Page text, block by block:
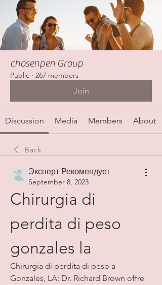
chosenpen Group
Public · 267 members
Join
Discussion Media Members About
Back
Эксперт Рекомендует
September 8, 2023
Chirurgia di
perdita di peso
gonzales la
Chirurgia di perdita di peso a
Gonzales, LA: Dr. Richard Brown offre